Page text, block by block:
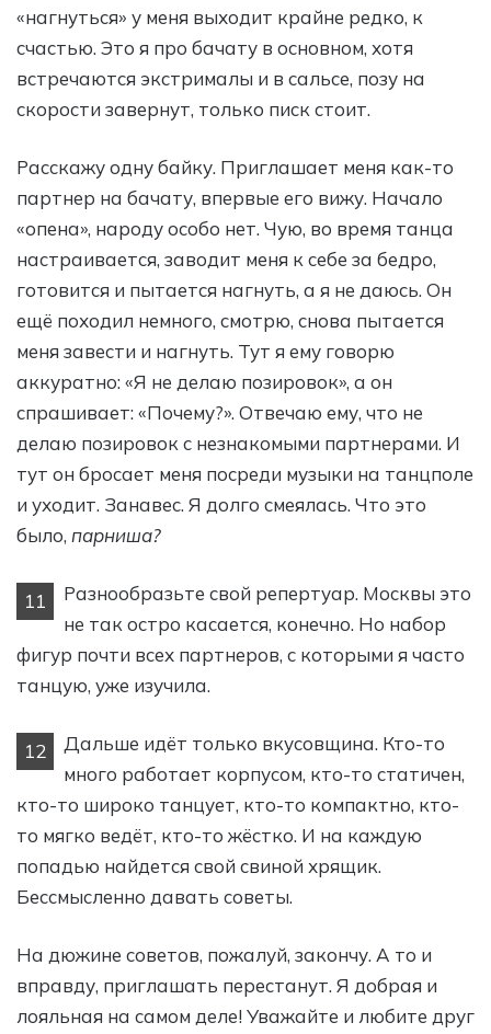
«нагнуться» у меня выходит крайне редко, к
счастью. Это я про бачату в основном, хотя
встречаются экстрималы и в сальсе, позу на
скорости завернут, только писк стоит.
Расскажу одну байку. Приглашает меня как-то
партнер на бачату, впервые его вижу. Начало
«опена», народу особо нет. Чую, во время танца
настраивается, заводит меня к себе за бедро,
готовится и пытается нагнуть, а я не даюсь. Он
ещё походил немного, смотрю, снова пытается
меня завести и нагнуть. Тут я ему говорю
аккуратно: «Я не делаю позировок», а он
спрашивает: «Почему?». Отвечаю ему, что не
делаю позировок с незнакомыми партнерами. И
тут он бросает меня посреди музыки на танцполе
и уходит. Занавес. Я долго смеялась. Что это
было, парниша?
11
Разнообразьте свой репертуар. Москвы это
не так остро касается, конечно. Но набор
фигур почти всех партнеров, с которыми я часто
танцую, уже изучила.
12
Дальше идёт только вкусовщина. Кто-то
много работает корпусом, кто-то статичен,
кто-то широко танцует, кто-то компактно, кто-
то мягко ведёт, кто-то жёстко. И на каждую
попадью найдется свой свиной хрящик.
Бессмысленно давать советы.
На дюжине советов, пожалуй, закончу. А то и
вправду, приглашать перестанут. Я добрая и
лояльная на самом деле! Уважайте и любите друг